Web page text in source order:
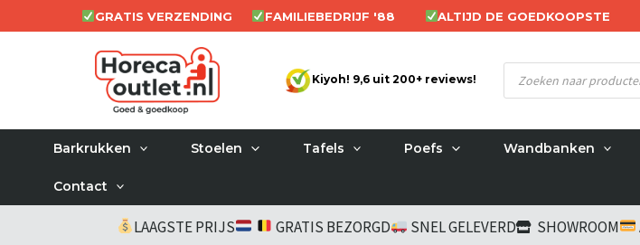
naar
GRATIS VERZENDING FAMILIEBEDRIJF '88 ALTIJD DE GOEDKOOPSTE
Kiyoh! 9,6 uit 200+ reviews!
Producten
zoeken
Barkrukken Stoelen Tafels Poefs Wandbanken
Contact
LAAGSTE PRIJS GRATIS BEZORGD SNEL GELEVERD SHOWROOM